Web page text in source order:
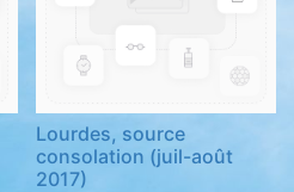
Lourdes, source
consolation (juil-août
2017)